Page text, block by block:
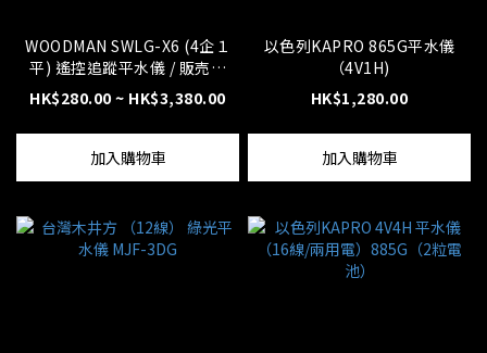
WOODMAN SWLG-X6 (4企１
平) 遙控追蹤平水儀 / 販売価
格：70,500 円（税込77,550
円）
HK$280.00 ~ HK$3,380.00
加入購物車
以色列KAPRO 865G平水儀
（4V1H)
HK$1,280.00
加入購物車